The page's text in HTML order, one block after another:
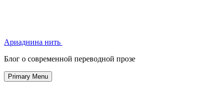
Ариаднина нить
Блог о современной переводной прозе
Primary Menu